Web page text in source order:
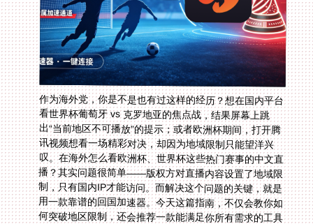
作为海外党，你是不是也有过这样的经历？想在国内平台
看世界杯葡萄牙 vs 克罗地亚的焦点战，结果屏幕上跳
出“当前地区不可播放”的提示；或者欧洲杯期间，打开腾
讯视频想看一场精彩对决，却因为地域限制只能望洋兴
叹。在海外怎么看欧洲杯、世界杯这些热门赛事的中文直
播？其实问题很简单——版权方对直播内容设置了地域限
制，只有国内IP才能访问。而解决这个问题的关键，就是
用一款靠谱的回国加速器。今天这篇指南，不仅会教你如
何突破地区限制，还会推荐一款能满足你所有需求的工具